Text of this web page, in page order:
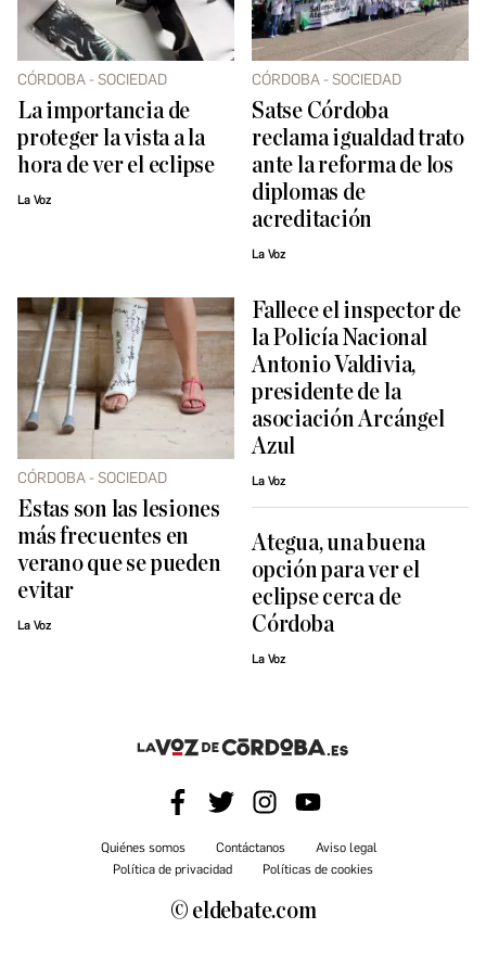
CÓRDOBA - SOCIEDAD
La importancia de
proteger la vista a la
hora de ver el eclipse
La Voz
CÓRDOBA - SOCIEDAD
Satse Córdoba
reclama igualdad trato
ante la reforma de los
diplomas de
acreditación
La Voz
CÓRDOBA - SOCIEDAD
Estas son las lesiones
más frecuentes en
verano que se pueden
evitar
La Voz
Fallece el inspector de
la Policía Nacional
Antonio Valdivia,
presidente de la
asociación Arcángel
Azul
La Voz
Ategua, una buena
opción para ver el
eclipse cerca de
Córdoba
La Voz
Quiénes somos Contáctanos
Aviso legal
Política de privacidad
Políticas de cookies
© eldebate.com